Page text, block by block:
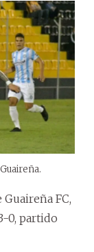
FC,
0, partido